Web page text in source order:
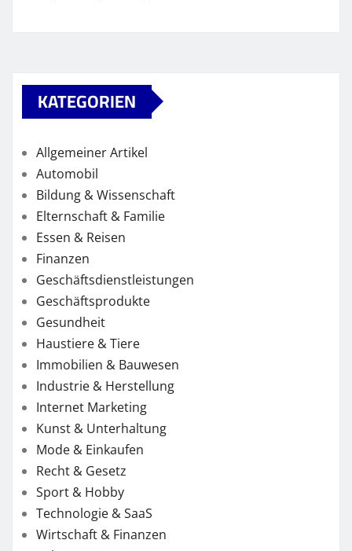
KATEGORIEN
Allgemeiner Artikel
Automobil
Bildung & Wissenschaft
Elternschaft & Familie
Essen & Reisen
Finanzen
Geschäftsdienstleistungen
Geschäftsprodukte
Gesundheit
Haustiere & Tiere
Immobilien & Bauwesen
Industrie & Herstellung
Internet Marketing
Kunst & Unterhaltung
Mode & Einkaufen
Recht & Gesetz
Sport & Hobby
Technologie & SaaS
Wirtschaft & Finanzen